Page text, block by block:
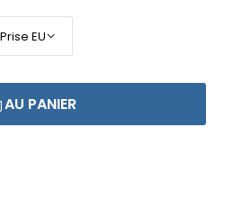
AU PANIER